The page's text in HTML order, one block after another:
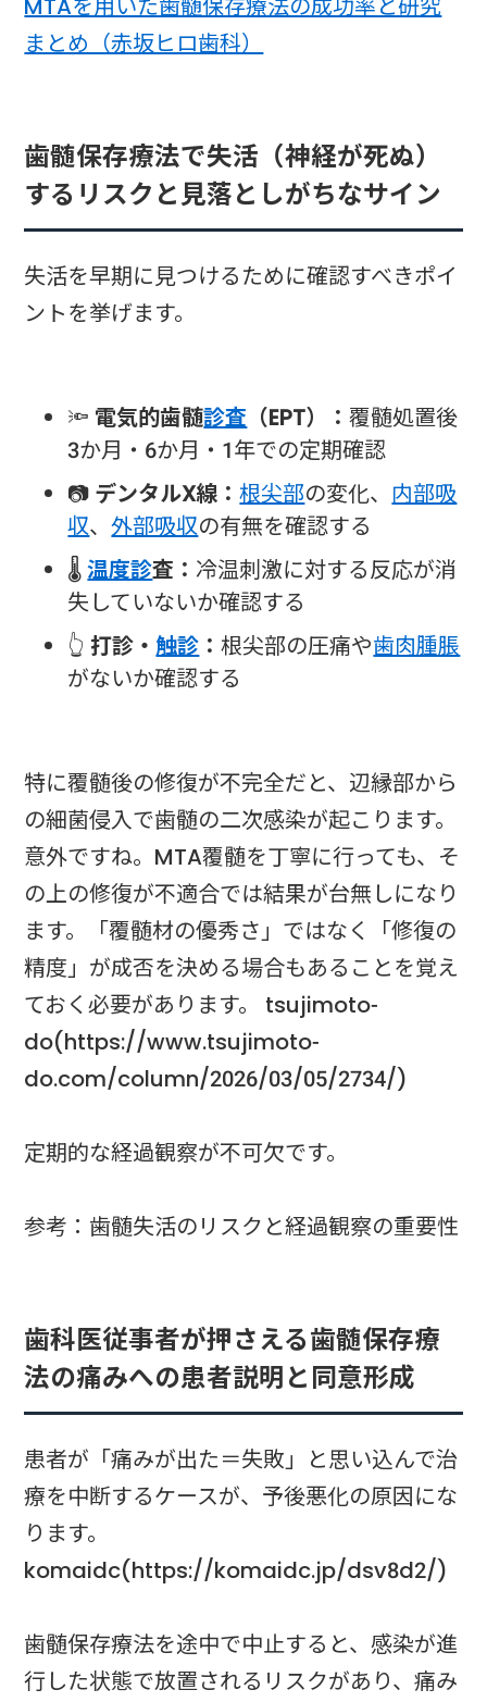
まとめ（赤坂ヒロ歯科）
歯髄保存療法で失活（神経が死ぬ）
するリスクと見落としがちなサイン
失活を早期に見つけるために確認すべきポイ
ントを挙げます。
🔦 電気的歯髄診査 （EPT）：覆髄処置後
3か月・6か月・1年での定期確認
📷 デンタルX線：根尖部の変化、 内部吸
収、外部吸収の有無を確認する
🌡️温度診査： 冷温刺激に対する反応が消
失していないか確認する
👆打診・触診 ：根尖部の圧痛や歯肉腫脹
がないか確認する
特に覆髄後の修復が不完全だと、辺縁部から
の細菌侵入で歯髄の二次感染が起こります。
意外ですね。MTA覆髄を丁寧に行っても、そ
の上の修復が不適合では結果が台無しになり
ます。「覆髄材の優秀さ」ではなく「修復の
精度」が成否を決める場合もあることを覚え
ておく必要があります。 tsujimoto-
do(https://www.tsujimoto-
do.com/column/2026/03/05/2734/)
定期的な経過観察が不可欠です。
参考：歯髄失活のリスクと経過観察の重要性
歯科医従事者が押さえる歯髄保存療
法の痛みへの患者説明と同意形成
患者が「痛みが出た＝失敗」と思い込んで治
療を中断するケースが、予後悪化の原因にな
ります。
komaidc(https://komaidc.jp/dsv8d2/)
歯髄保存療法を途中で中止すると、感染が進
行した状態で放置されるリスクがあり、痛み